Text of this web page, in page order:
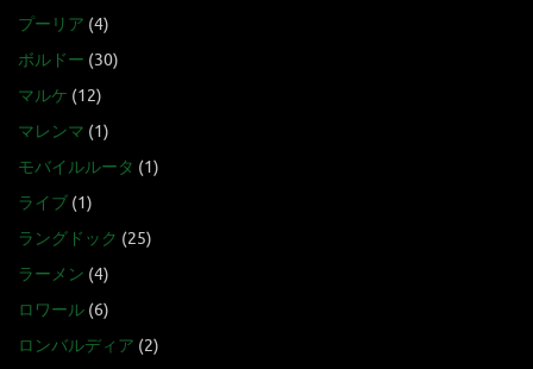
プーリア (4)
ボルドー (30)
マルケ (12)
マレンマ (1)
モバイルルータ (1)
ライブ (1)
ラングドック (25)
ラーメン (4)
ロワール (6)
ロンバルディア (2)